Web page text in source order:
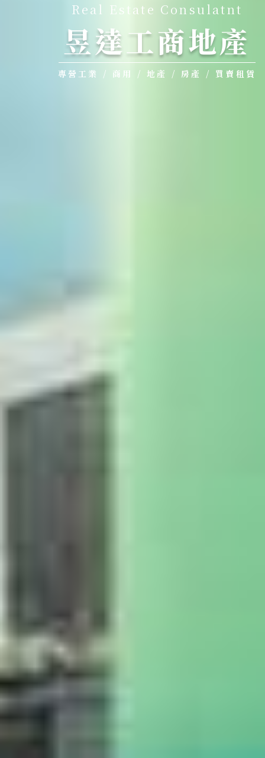
Real Estate Consulatnt
昱達工商地產
專營工業 / 商用 / 地產 / 房產 / 買賣租賃